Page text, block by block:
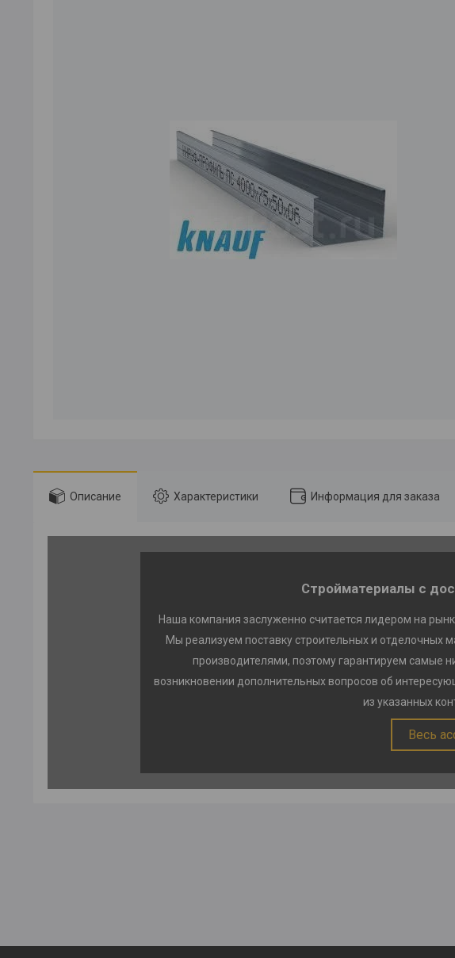
Описание Характеристики Информация для заказа
Стройматериалы с
Наша компания заслуженно считается лидером на
Мы реализуем поставку строительных и
производителями, поэтому гарантируем самые
возникновении дополнительных вопросов об
из указанных
Весь